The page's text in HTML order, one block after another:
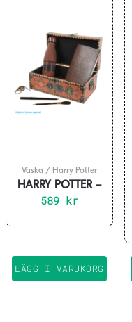
Väska / Harry Potter
HARRY POTTER –
Quidditch Trunk –
589 kr
LÄGG I VARUKORG